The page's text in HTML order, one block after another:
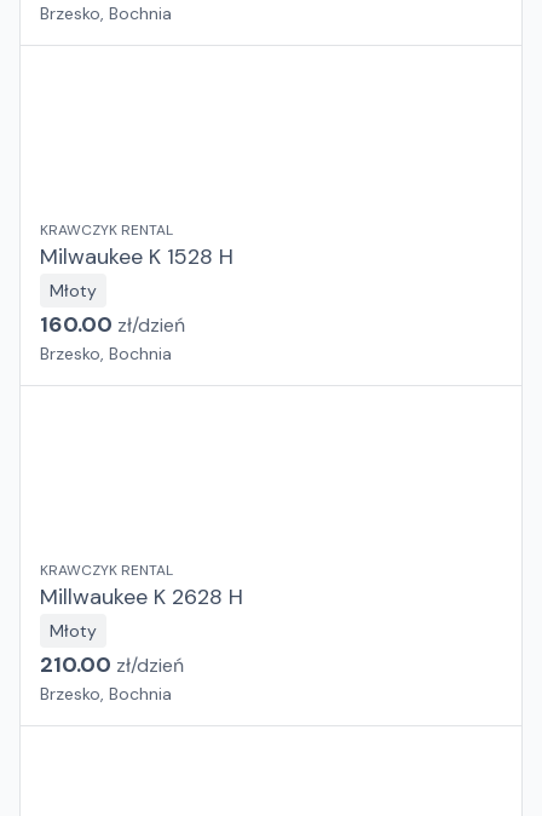
Brzesko, Bochnia
KRAWCZYK RENTAL
Milwaukee K 1528 H
Młoty
160.00 zł/dzień
Brzesko, Bochnia
KRAWCZYK RENTAL
Millwaukee K 2628 H
Młoty
210.00 zł/dzień
Brzesko, Bochnia